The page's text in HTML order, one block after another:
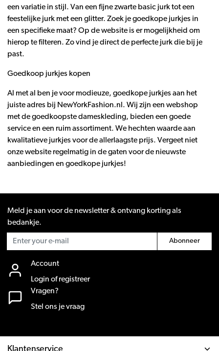
een variatie in stijl. Van een fijne zwarte basic jurk tot een
feestelijke jurk met een glitter. Zoek je goedkope jurkjes in
een specifieke maat? Op de website is er mogelijkheid om
hierop te filteren. Zo vind je direct de perfecte jurk die bij je
past.
Goedkoop jurkjes kopen
Al met al ben je voor modieuze, goedkope jurkjes aan het
juiste adres bij NewYorkFashion.nl. Wij zijn een webshop
met de goedkoopste dameskleding, bieden een goede
service en een ruim assortiment. We hechten waarde aan
kwalitatieve jurkjes voor de allerlaagste prijs. Vergeet niet
onze website regelmatig in de gaten voor de nieuwste
aanbiedingen en goedkope jurkjes!
Meld je aan voor de newsletter & ontvang korting als
bedankje.
Abonneer
Account
Login of registreer
Vragen?
Stel ons je vraag
Klantenservice